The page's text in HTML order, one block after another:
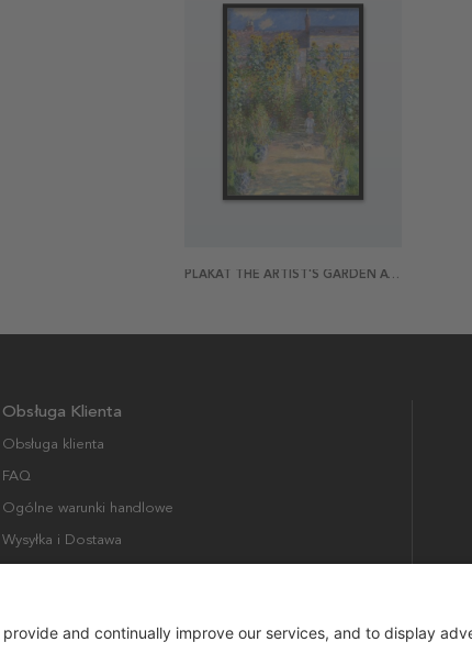
PLAKAT THE ARTIST'S GARDEN AT VÉTHEUIL BY MONET
Obsługa Klienta
Obsługa klienta
FAQ
Ogólne warunki handlowe
Wysyłka i Dostawa